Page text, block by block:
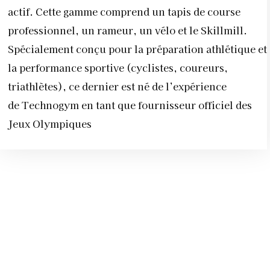
actif. Cette gamme comprend un tapis de course
professionnel, un rameur, un vélo et le Skillmill.
Spécialement conçu pour la préparation athlétique et
la performance sportive (cyclistes, coureurs,
triathlètes), ce dernier est né de l’expérience
de Technogym en tant que fournisseur officiel des
Jeux Olympiques